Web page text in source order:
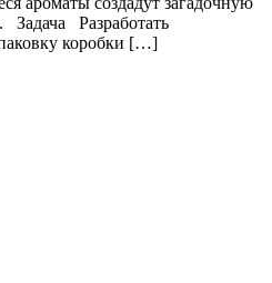
Разработать
коробки […]